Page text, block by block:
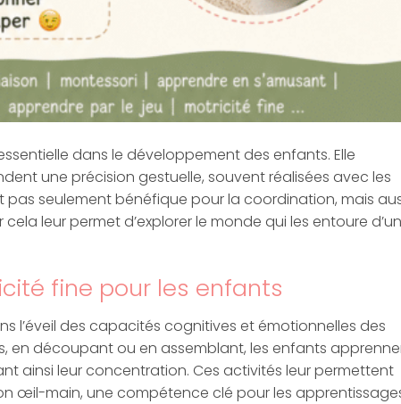
dans le développement des enfants. Elle
une précision gestuelle, souvent réalisées avec les
pas seulement bénéfique pour la coordination, mais
leur permet d’explorer le monde qui les entoure
fine pour les enfants
l’éveil des capacités cognitives et émotionnelles des
en découpant ou en assemblant, les enfants
ainsi leur concentration. Ces activités leur permettent
œil-main, une compétence clé pour les